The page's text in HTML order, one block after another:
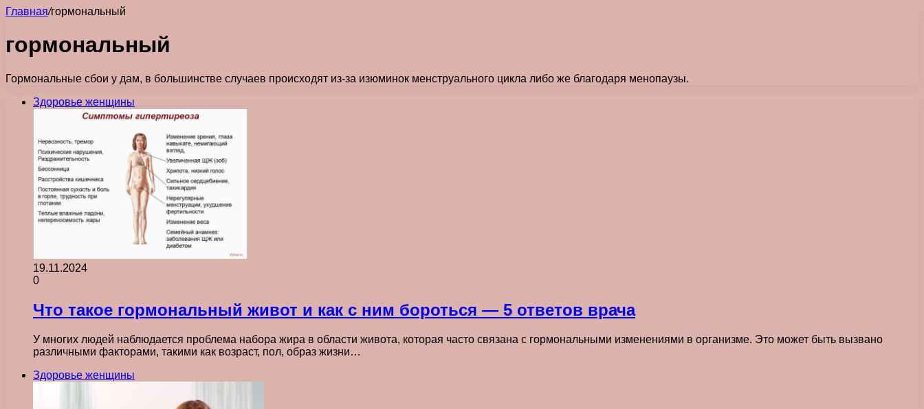
Главная/гормональный
гормональный
Гормональные сбои у дам, в большинстве случаев происходят из-за изюминок менструального цикла либо же благодаря менопаузы.
Здоровье женщины
19.11.2024
0
Что такое гормональный живот и как с ним бороться — 5 ответов врача
У многих людей наблюдается проблема набора жира в области живота, которая часто связана с гормональными изменениями в организме. Это может быть вызвано
различными факторами, такими как возраст, пол, образ жизни…
Здоровье женщины